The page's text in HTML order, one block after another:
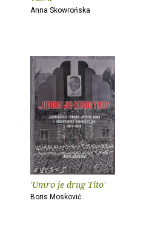
Anna Skowrońska
'Umro je drug Tito'
Boris Mosković